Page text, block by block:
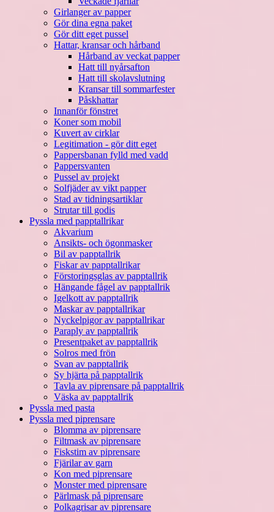
Girlanger av papper
Gör dina egna paket
Gör ditt eget pussel
Hattar, kransar och hårband
Hårband av veckat papper
Hatt till nyårsafton
Hatt till skolavslutning
Kransar till sommarfester
Påskhattar
Innanför fönstret
Koner som mobil
Kuvert av cirklar
Legitimation - gör ditt eget
Pappersbanan fylld med vadd
Pappersvanten
Pussel av projekt
Solfjäder av vikt papper
Stad av tidningsartiklar
Strutar till godis
Pyssla med papptallrikar
Akvarium
Ansikts- och ögonmasker
Bil av papptallrik
Fiskar av papptallrikar
Förstoringsglas av papptallrik
Hängande fågel av papptallrik
Igelkott av papptallrik
Maskar av papptallrikar
Nyckelpigor av papptallrikar
Paraply av papptallrik
Presentpaket av papptallrik
Solros med frön
Svan av papptallrik
Sy hjärta på papptallrik
Tavla av piprensare på papptallrik
Väska av papptallrik
Pyssla med pasta
Pyssla med piprensare
Blomma av piprensare
Filtmask av piprensare
Fiskstim av piprensare
Fjärilar av garn
Kon med piprensare
Monster med piprensare
Pärlmask på piprensare
Polkagrisar av piprensare